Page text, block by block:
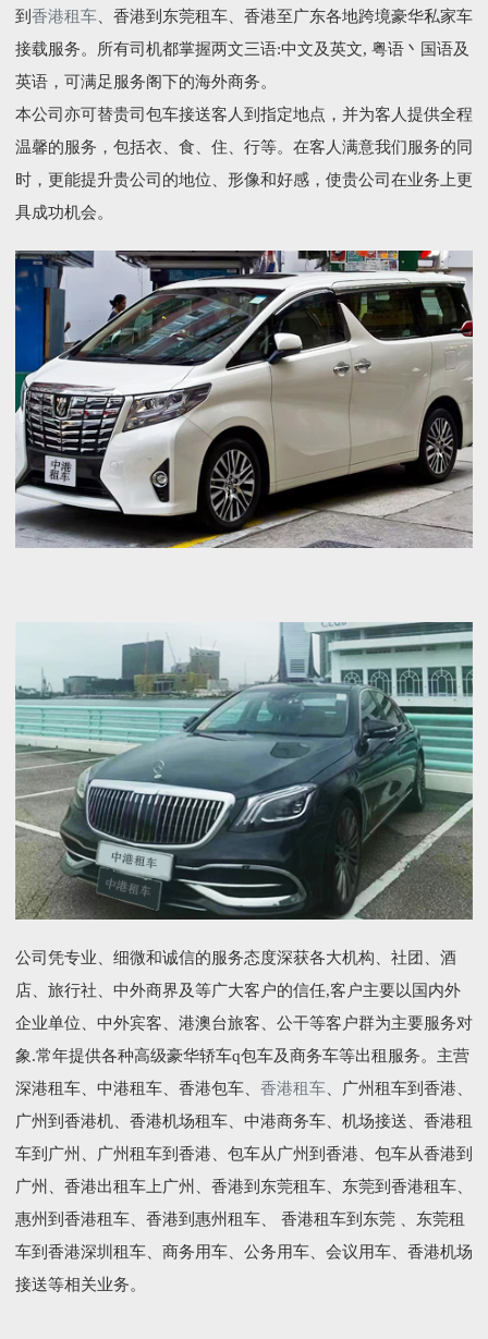
到 香港租车、香港到东莞租车、香港至广东各地跨境豪华私家车
接载服务。所有司机都掌握两文三语:中文及英文, 粤语丶国语及
英语，可满足服务阁下的海外商务。
本公司亦可替贵司包车接送客人到指定地点，并为客人提供全程
温馨的服务，包括衣、食、住、行等。在客人满意我们服务的同
时，更能提升贵公司的地位、形像和好感，使贵公司在业务上更
具成功机会。
公司凭专业、细微和诚信的服务态度深获各大机构、社团、酒
店、旅行社、中外商界及等广大客户的信任,客户主要以国内外
企业单位、中外宾客、港澳台旅客、公干等客户群为主要服务对
象.常年提供各种高级豪华轿车q包车及商务车等出租服务。主营
深港租车、中港租车、香港包车、 香港租车、广州租车到香港、
广州到香港机、香港机场租车、中港商务车、机场接送、香港租
车到广州、广州租车到香港、包车从广州到香港、包车从香港到
广州、香港出租车上广州、香港到东莞租车、东莞到香港租车、
惠州到香港租车、香港到惠州租车、 香港租车到东莞 、东莞租
车到香港深圳租车、商务用车、公务用车、会议用车、香港机场
接送等相关业务。